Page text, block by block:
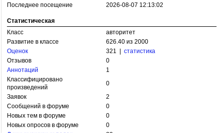
Последнее посещение
2026-08-07 12:13:02
Статистическая
Класс
авторитет
Развитие в классе
626.40 из 2000
Оценок
321 | статистика
Отзывов
0
Аннотаций
1
Классифицировано
произведений
0
Заявок
2
Сообщений в форуме
0
Новых тем в форуме
0
Новых опросов в форуме
0